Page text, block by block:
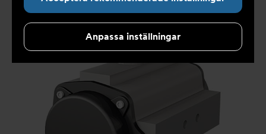
Anpassa inställningar